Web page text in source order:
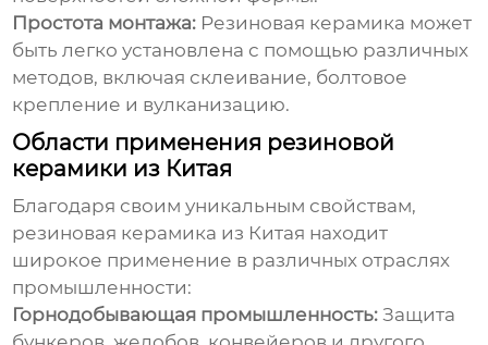
Простота монтажа: Резиновая керамика может
быть легко установлена с помощью различных
методов, включая склеивание, болтовое
крепление и вулканизацию.
Области применения резиновой
керамики из Китая
Благодаря своим уникальным свойствам,
резиновая керамика из Китая находит
широкое применение в различных отраслях
промышленности:
Горнодобывающая промышленность: Защита